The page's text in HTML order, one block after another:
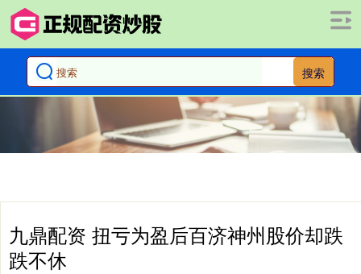
搜索
九鼎配资 扭亏为盈后百济神州股价却跌
跌不休